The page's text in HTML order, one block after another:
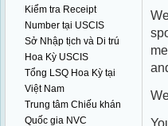
Kiểm tra Receipt
Number tại USCIS
Sở Nhập tịch và Di trú
Hoa Kỳ USCIS
Tổng LSQ Hoa Kỳ tại
Việt Nam
Trung tâm Chiếu khán
Quốc gia NVC